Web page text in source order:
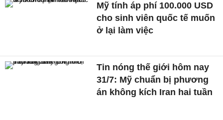
Mỹ tính áp phí 100.000 USD
cho sinh viên quốc tế muốn
ở lại làm việc
Tin nóng thế giới hôm nay
31/7: Mỹ chuẩn bị phương
án không kích Iran hai tuần